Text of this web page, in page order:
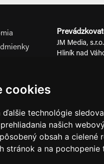
cookies
technológie
našich
obsah a cielené
stránok a na
JM Media, s.r.o.
Hliník nad
0911 955